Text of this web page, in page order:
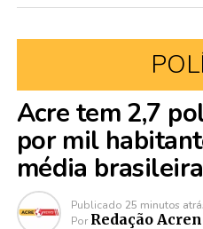
Acre tem 2,7
por mil
média brasileira
Publicado 25 minutos
Por Redação